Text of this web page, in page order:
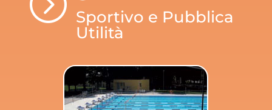
Sportivo e Pubblica
Utilità